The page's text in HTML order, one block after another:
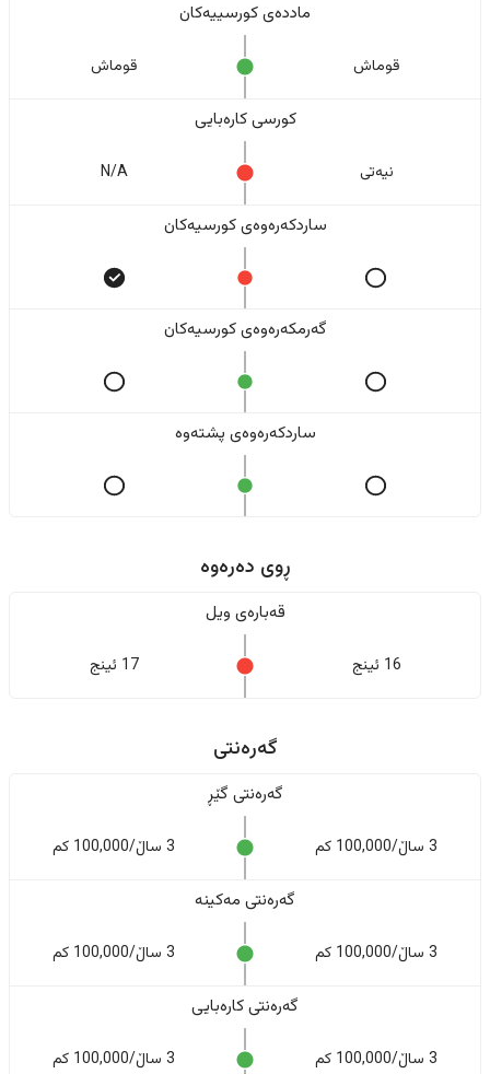
ماددەی کورسییەکان
قوماش قوماش
کورسی کارەبایی
نیەتی N/A
ساردکەرەوەی کورسیەکان
گەرمکەرەوەی کورسیەکان
ساردکەرەوەی پشتەوە
ڕوی دەرەوە
قەبارەی ویل
16 ئینج 17 ئینج
گەرەنتی
گەرەنتی گێڕ
3 ساڵ/100,000 کم 3 ساڵ/100,000 کم
گەرەنتی مەکینە
3 ساڵ/100,000 کم 3 ساڵ/100,000 کم
گەرەنتی کارەبایی
3 ساڵ/100,000 کم 3 ساڵ/100,000 کم